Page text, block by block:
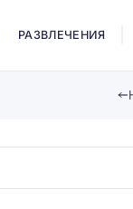
РАЗВЛЕЧЕНИЯ